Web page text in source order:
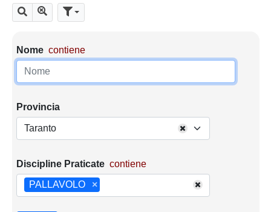
Cerca Mostra tutti i risultati
Parametri di ricerca
Nome contiene
Provincia
Taranto
Discipline Praticate contiene
×
PALLAVOLO